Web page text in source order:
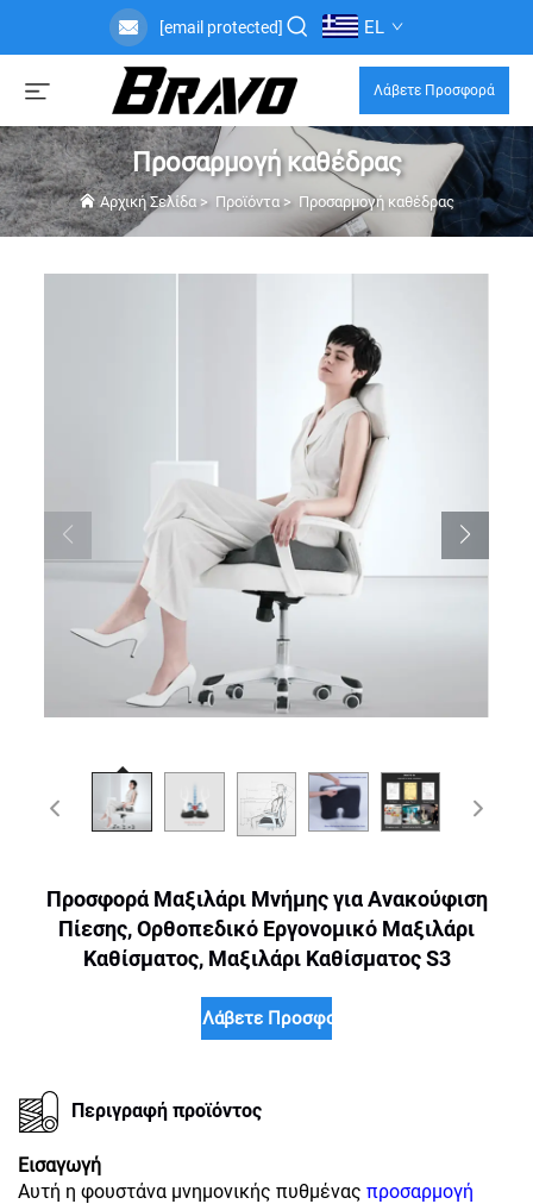
[email protected] EL
Λάβετε Προσφορά
Προσαρμογή καθέδρας
Αρχική Σελίδα> Προϊόντα> Προσαρμογή καθέδρας
Προσφορά Μαξιλάρι Μνήμης για Ανακούφιση
Πίεσης, Ορθοπεδικό Εργονομικό Μαξιλάρι
Καθίσματος, Μαξιλάρι Καθίσματος S3
Λάβετε Προσφορά
Περιγραφή προϊόντος
Εισαγωγή
Αυτή η φουστάνα μνημονικής πυθμένας προσαρμογή